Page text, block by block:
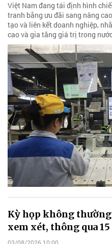
Việt Nam đang tái định hình
tranh bằng ưu đãi sang nâng
tạo và liên kết doanh nghiệp,
cao và gia tăng giá trị trong
Kỳ họp không
xem xét, thông qua